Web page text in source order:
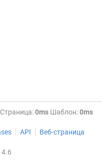
0msШаблон:0ms
API Веб-страница